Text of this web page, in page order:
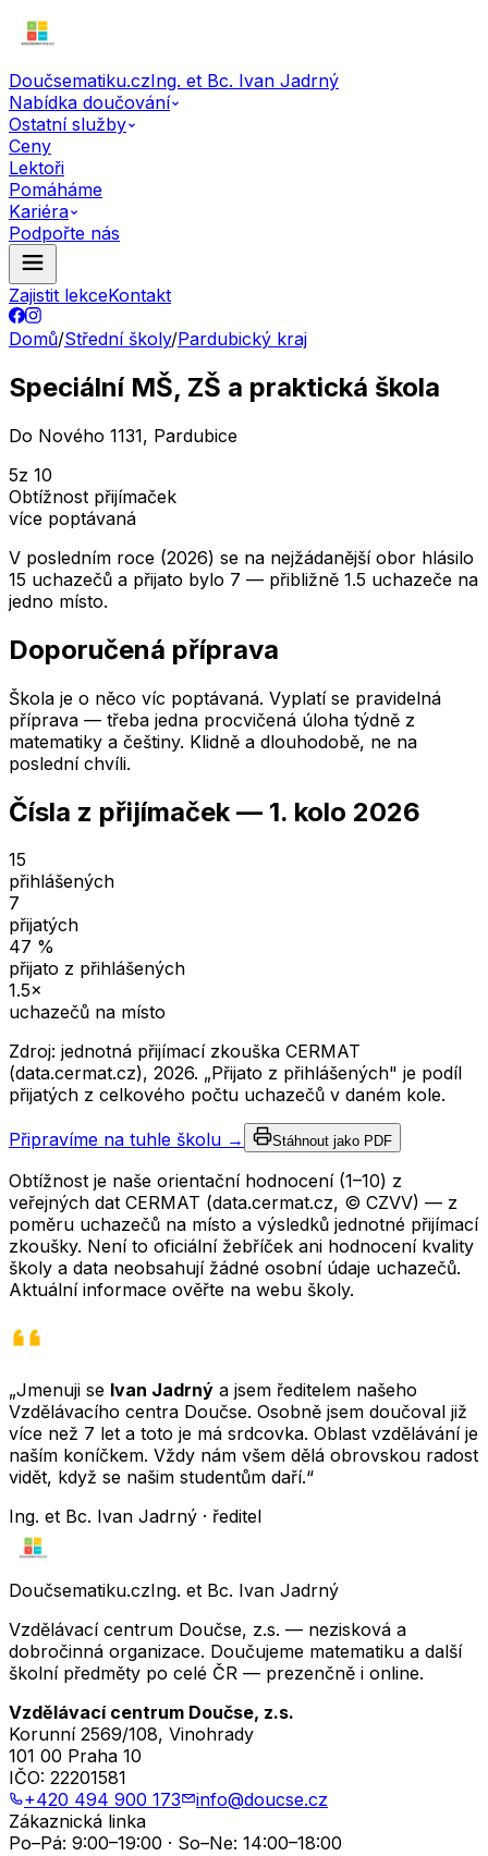
Doučsematiku.czIng. et Bc. Ivan Jadrný
Nabídka doučování
Ostatní služby
Ceny
Lektoři
Pomáháme
Kariéra
Podpořte nás
Zajistit lekceKontakt
Domů/Střední školy/Pardubický kraj
Speciální MŠ, ZŠ a praktická škola
Do Nového 1131, Pardubice
5z 10
Obtížnost přijímaček
více poptávaná
V posledním roce (2026) se na nejžádanější obor hlásilo
15 uchazečů a přijato bylo 7 — přibližně 1.5 uchazeče na
jedno místo.
Doporučená příprava
Škola je o něco víc poptávaná. Vyplatí se pravidelná
příprava — třeba jedna procvičená úloha týdně z
matematiky a češtiny. Klidně a dlouhodobě, ne na
poslední chvíli.
Čísla z přijímaček — 1. kolo 2026
15
přihlášených
7
přijatých
47 %
přijato z přihlášených
1.5×
uchazečů na místo
Zdroj: jednotná přijímací zkouška CERMAT
(data.cermat.cz), 2026. „Přijato z přihlášených" je podíl
přijatých z celkového počtu uchazečů v daném kole.
Připravíme na tuhle školu → Stáhnout jako PDF
Obtížnost je naše orientační hodnocení (1–10) z
veřejných dat CERMAT (data.cermat.cz, © CZVV) — z
poměru uchazečů na místo a výsledků jednotné přijímací
zkoušky. Není to oficiální žebříček ani hodnocení kvality
školy a data neobsahují žádné osobní údaje uchazečů.
Aktuální informace ověřte na webu školy.
„Jmenuji se Ivan Jadrný a jsem ředitelem našeho
Vzdělávacího centra Doučse. Osobně jsem doučoval již
více než 7 let a toto je má srdcovka. Oblast vzdělávání je
naším koníčkem. Vždy nám všem dělá obrovskou radost
vidět, když se našim studentům daří.“
Ing. et Bc. Ivan Jadrný · ředitel
Doučsematiku.czIng. et Bc. Ivan Jadrný
Vzdělávací centrum Doučse, z.s. — nezisková a
dobročinná organizace. Doučujeme matematiku a další
školní předměty po celé ČR — prezenčně i online.
Vzdělávací centrum Doučse, z.s.
Korunní 2569/108, Vinohrady
101 00 Praha 10
IČO: 22201581
+420 494 900 173
info@doucse.cz
Zákaznická linka
Po–Pá: 9:00–19:00 · So–Ne: 14:00–18:00